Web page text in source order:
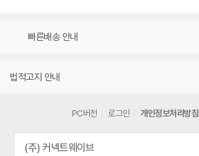
빠른배송 안내
법적고지 안내
PC버전 로그인 개인정보처리방침
(주) 커넥트웨이브